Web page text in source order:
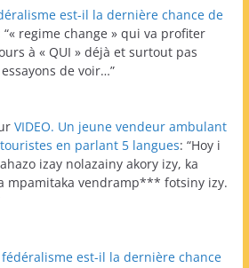
est-il la dernière chance de
“« regime change » qui va profiter
à « QUI » déjà et surtout pas
de voir…”
VIDEO. Un jeune vendeur ambulant
en parlant 5 langues: “Hoy i
izay nolazainy akory izy, ka
mpamitaka vendramp*** fotsiny izy.
fédéralisme est-il la dernière chance